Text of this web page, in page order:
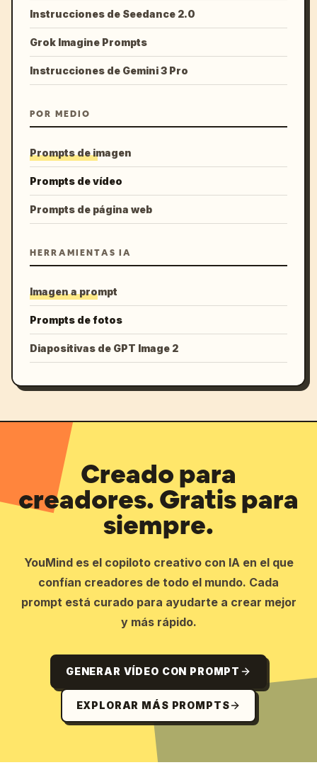
Instrucciones de Seedance 2.0
Grok Imagine Prompts
Instrucciones de Gemini 3 Pro
POR MEDIO
Prompts de imagen
Prompts de vídeo
Prompts de página web
HERRAMIENTAS IA
Imagen a prompt
Prompts de fotos
Diapositivas de GPT Image 2
Creado para
creadores. Gratis para
siempre.
YouMind es el copiloto creativo con IA en el que
confían creadores de todo el mundo. Cada
prompt está curado para ayudarte a crear mejor
y más rápido.
GENERAR VÍDEO CON PROMPT
EXPLORAR MÁS PROMPTS